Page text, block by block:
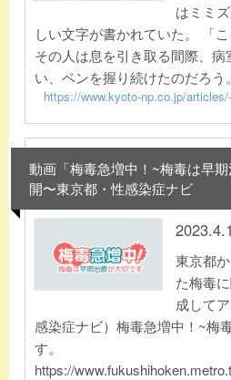
はミミ
しい文字が書かれていた。 「
その人は息を引き取る間際、
い、ペンを握り続けたのだろう。
https://www.kyoto-np.co.jp/
動画「梅毒急増中！~梅毒は早
開〜東京都・性感染症ナビ
東京都
た梅毒
成して
感染症ナビ）梅毒急増中！~梅
す。
https://